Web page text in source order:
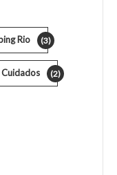
Rio (3)
Cuidados (2)